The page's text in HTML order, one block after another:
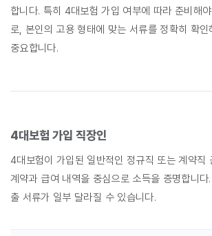
합니다. 특히 4대보험 가입 여부에 따라 준비해
로, 본인의 고용 형태에 맞는 서류를 정확히 확인
중요합니다.
4대보험 가입 직장인
4대보험이 가입된 일반적인 정규직 또는 계약직
계약과 급여 내역을 중심으로 소득을 증명합니다
출 서류가 일부 달라질 수 있습니다.